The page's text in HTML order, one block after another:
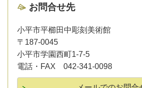
お問合せ先
小平市平櫛田中彫刻美術館
〒187-0045
小平市学園西町1-7-5
電話・FAX 042-341-0098